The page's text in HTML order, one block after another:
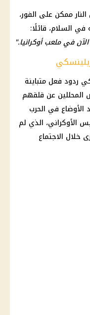
ممكن على الفور،
السلام، قائلًا:
في ملعب أوكرانيا."
ردود فعل متباينة
عن قلقهم
في الحرب
الأوكراني، الذي لم
خلال الاجتماع